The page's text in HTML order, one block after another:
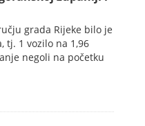
grada Rijeke bilo je
tj. 1 vozilo na 1,96
negoli na početku